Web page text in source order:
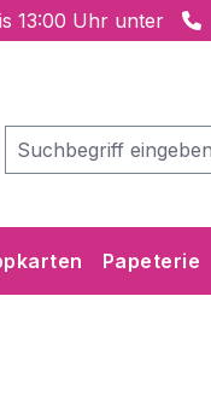
13:00 Uhr unter
Papeterie